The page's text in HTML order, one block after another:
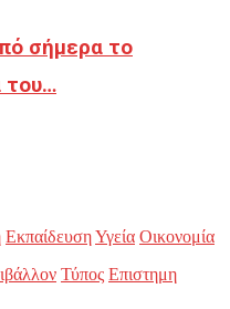
σήμερα το
του…
ΕκπαίδευσηΥγεία Οικονομία
Τύπος Επιστημη